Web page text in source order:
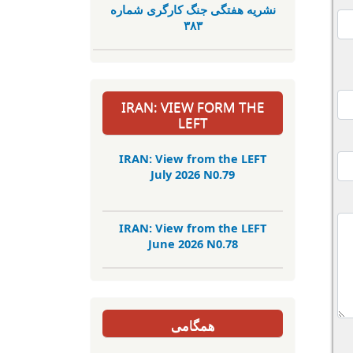
نشریە هفتگی جنگ کارگری شمارە
٣٨٣
IRAN: VIEW FORM THE
LEFT
IRAN: View from the LEFT
July 2026 N0.79
IRAN: View from the LEFT
June 2026 N0.78
همگامی